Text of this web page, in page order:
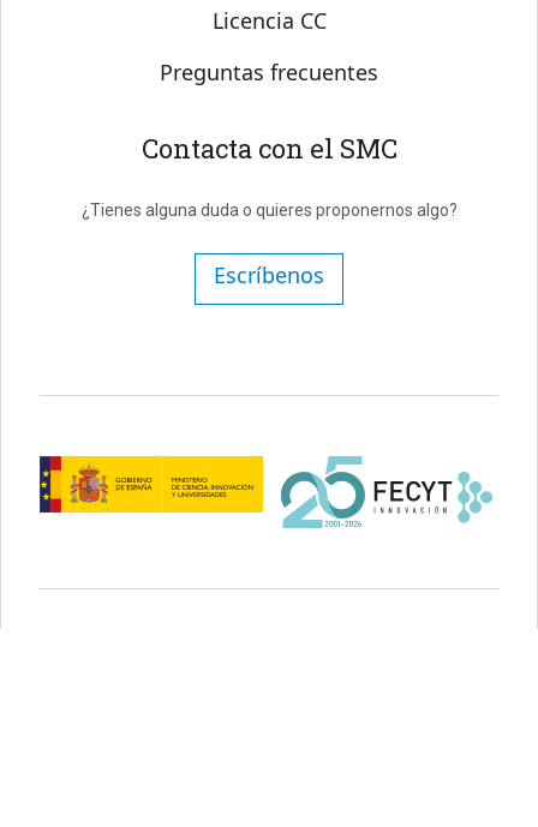
Licencia CC
Preguntas frecuentes
Contacta con el SMC
¿Tienes alguna duda o quieres proponernos algo?
Escríbenos